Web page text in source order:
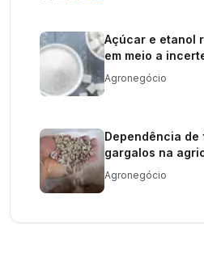
Açúcar e etanol
em meio a
Agronegócio
Dependência
gargalos na
Agronegócio